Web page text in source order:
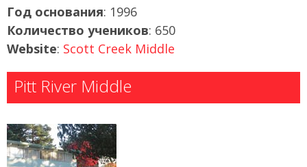
Год основания: 1996
Количество учеников: 650
Website: Scott Creek Middle
Pitt River Middle